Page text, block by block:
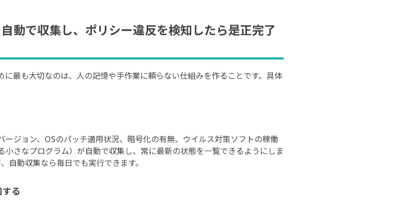
動で収集し、ポリシー違反を検知したら是正完了
最も大切なのは、人の記憶や手作業に頼らない仕組みを作ることです。具体
ジョン、OSのパッチ適用状況、暗号化の有無、ウイルス対策ソフトの稼働
さなプログラム）が自動で収集し、常に最新の状態を一覧できるようにしま
自動収集なら毎日でも実行できます。
る